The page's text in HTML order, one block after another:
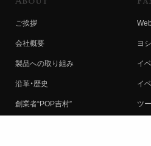
ご挨拶
会社概要
製品への取り組み
沿革・歴史
創業者“POP吉村”
ヨ
イ
イ
ツ